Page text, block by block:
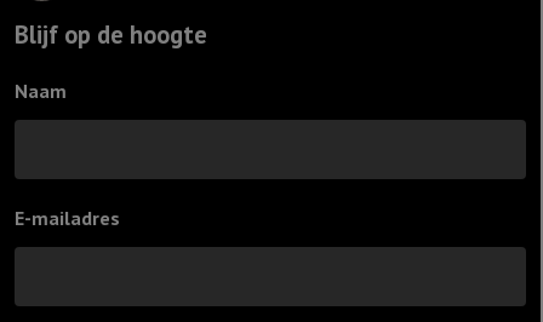
Blijf op de hoogte
Naam
E-mailadres